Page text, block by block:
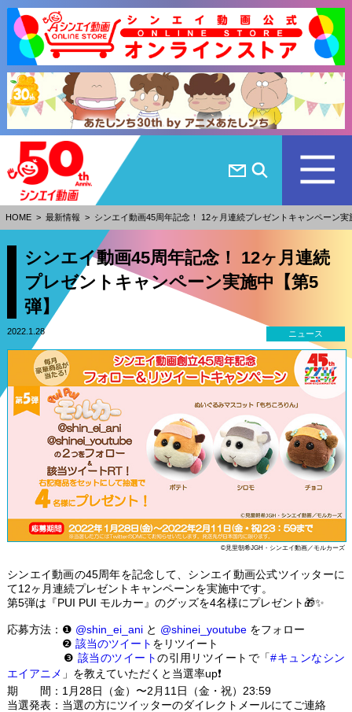
HOME > 最新情報 > シンエイ動画45周年記念！ 12ヶ月連続プレゼントキャンペーン実
シンエイ動画45周年記念！ 12ヶ月連続
プレゼントキャンペーン実施中【第5
弾】
2022.1.28 ニュース
©見里朝希JGH・シンエイ動画／モルカーズ
シンエイ動画の45周年を記念して、シンエイ動画公式ツイッターに
て12ヶ月連続プレゼントキャンペーンを実施中です。
第5弾は『PUI PUI モルカー』のグッズを4名様にプレゼント🎁✨
応募方法：❶ @shin_ei_aniと @shinei_youtube をフォロー
❷ 該当のツイート をリツイート
❸該当のツイートの引用リツイートで「#キュンなシン
エイアニメ 」を教えていただくと当選率up❗
期 間：1月28日（金）〜2月11日（金・祝）23:59
当選発表：当選の方にツイッターのダイレクトメールにてご連絡